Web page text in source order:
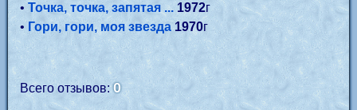
• Точка, точка, запятая ... 1972г
• Гори, гори, моя звезда 1970г
Всего отзывов:0